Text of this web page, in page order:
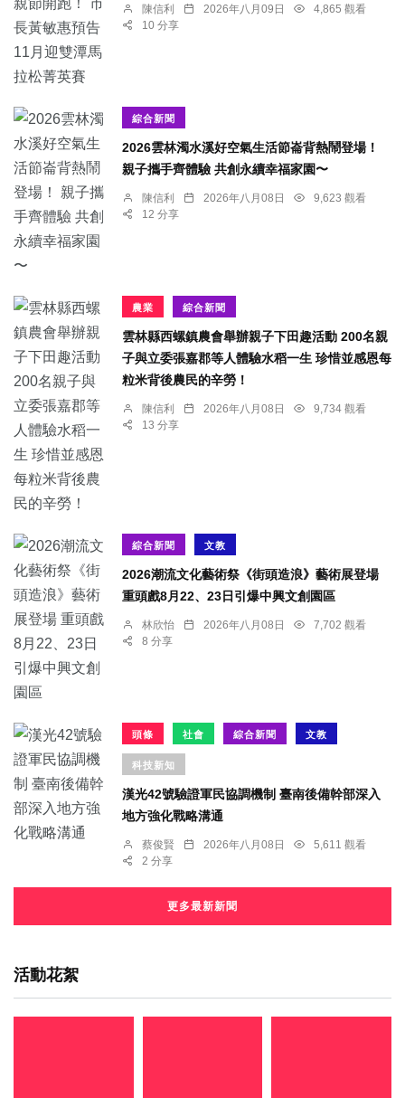
陳信利 2026年八月09日
4,865 觀看
10 分享
綜合新聞
2026雲林濁水溪好空氣生活節崙背熱鬧登場！
親子攜手齊體驗 共創永續幸福家園〜
陳信利 2026年八月08日
9,623 觀看
12 分享
農業 綜合新聞
雲林縣西螺鎮農會舉辦親子下田趣活動 200名親
子與立委張嘉郡等人體驗水稻一生 珍惜並感恩每
粒米背後農民的辛勞！
陳信利 2026年八月08日
9,734 觀看
13 分享
綜合新聞 文教
2026潮流文化藝術祭《街頭造浪》藝術展登場
重頭戲8月22、23日引爆中興文創園區
林欣怡 2026年八月08日
7,702 觀看
8 分享
頭條 社會 綜合新聞 文教
科技新知
漢光42號驗證軍民協調機制 臺南後備幹部深入
地方強化戰略溝通
蔡俊賢 2026年八月08日
5,611 觀看
2 分享
更多最新新聞
活動花絮